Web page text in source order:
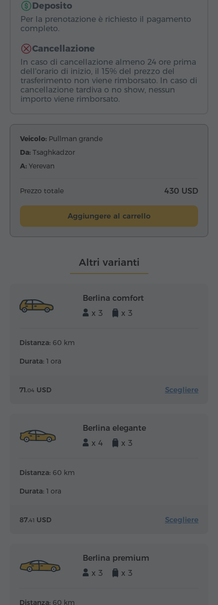
Deposito
Per la prenotazione è richiesto il pagamento
completo.
Cancellazione
In caso di cancellazione almeno 24 ore prima
dell'orario di inizio, il 15% del prezzo del
trasferimento non viene rimborsato. In caso di
cancellazione tardiva o no show, nessun
importo viene rimborsato.
Veicolo: Pullman grande
Da: Tsaghkadzor
A: Yerevan
Prezzo totale 430 USD
Aggiungere al carrello
Altri varianti
Berlina comfort
x 3
x 3
Distanza: 60 km
Durata: 1 ora
71.04 USD Scegliere
Berlina elegante
x 4
x 3
Distanza: 60 km
Durata: 1 ora
87.41 USD Scegliere
Berlina premium
x 3
x 3
Distanza: 60 km